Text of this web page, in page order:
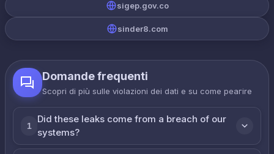
sigep.gov.co
sinder8.com
Domande frequenti
Scopri di più sulle violazioni dei dati e su come реагire
1
Did these leaks come from a breach of our
systems?